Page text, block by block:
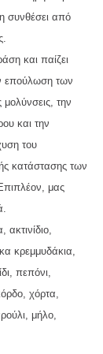
συνθέσει από
και παίζει
επούλωση των
την
και την
του
κατάστασης των
μας
ακτινίδιο,
κρεμμυδάκια,
πεπόνι,
χόρτα,
μήλο,